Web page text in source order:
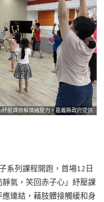
紓壓課排解情緒壓力。嘉義縣政府提供
系列課程開跑，首場12日
氣，笑回赤子心」紓壓課
連結，藉肢體接觸緩和身